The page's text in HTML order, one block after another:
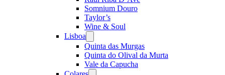
Somnium Douro
Taylor’s
Wine & Soul
Lisboa
menu
Quinta das Murgas
Quinta do Olival da Murta
Vale da Capucha